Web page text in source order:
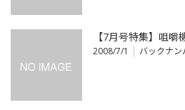
【7月号特集】咀
2008/7/1 バックナン